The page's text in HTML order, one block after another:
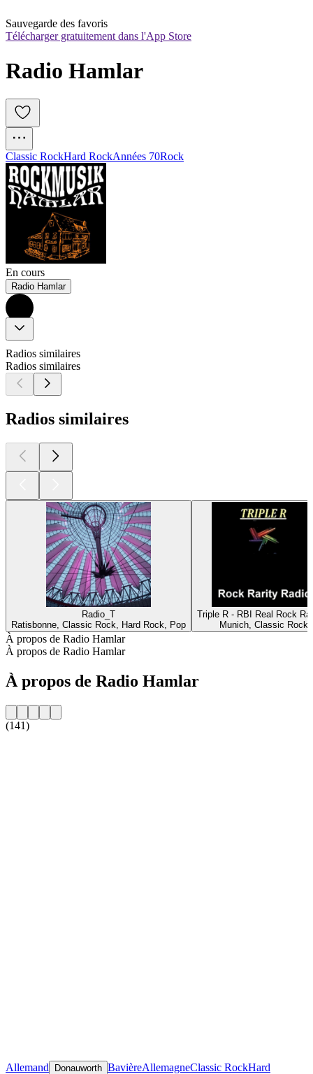
Sauvegarde des favoris
Télécharger gratuitement dans l'App Store
Radio Hamlar
Classic RockHard RockAnnées 70Rock
En cours
Radio Hamlar
Radios similaires
Radios similaires
Radios similaires
Radio_T
Ratisbonne, Classic Rock, Hard Rock, Pop
Triple R - RBI Real Rock
Munich, Classic Rock
À propos de Radio Hamlar
À propos de Radio Hamlar
À propos de Radio Hamlar
(141)
Allemand Donauworth BavièreAllemagneClassic RockHard